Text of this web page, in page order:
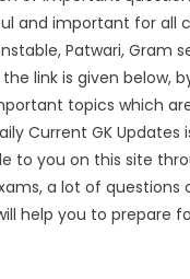
and important for all
Patwari, Gram
link is given below,
topics which
Current GK Updates
to you on this site
a lot of questions
help you to prepare